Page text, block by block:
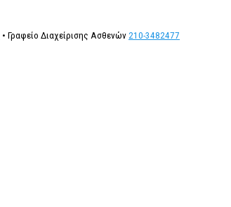
• Γραφείο Διαχείρισης Ασθενών 210-3482477